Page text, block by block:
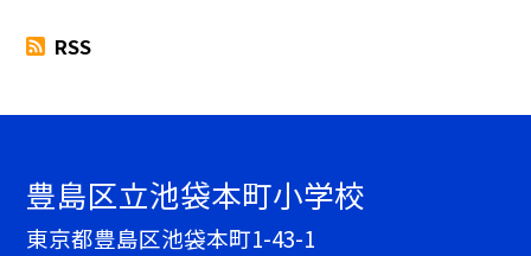
RSS
豊島区立池袋本町小学校
東京都豊島区池袋本町1-43-1